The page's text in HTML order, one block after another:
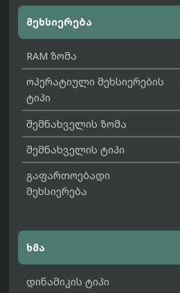
მეხსიერება
RAM ზომა
ოპერატიული მეხსიერების
ტიპი
შემნახველის ზომა
შემნახველის ტიპი
გაფართოებადი
მეხსიერება
ხმა
დინამიკის ტიპი